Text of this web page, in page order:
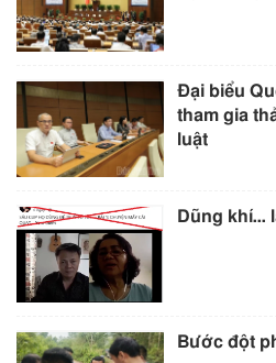
Đại biểu
tham gia
luật
Dũng khí…
Bước đột